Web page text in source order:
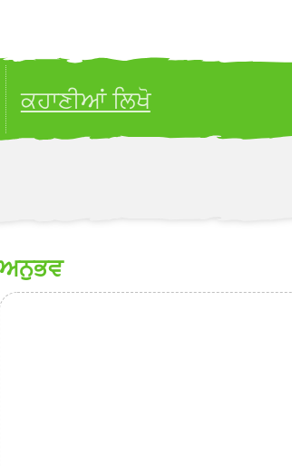
ਕਹਾਣੀਆਂ ਲਿਖੋ
audience.
ਅਨੁਭਵ